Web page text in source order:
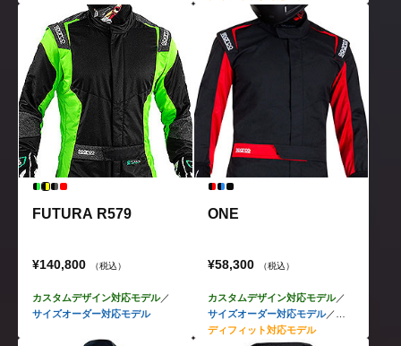
FUTURA R579
¥140,800 （税込）
カスタムデザイン対応モデル／
サイズオーダー対応モデル
ONE
¥58,300 （税込）
カスタムデザイン対応モデル／
サイズオーダー対応モデル／
ディフィット対応モデル